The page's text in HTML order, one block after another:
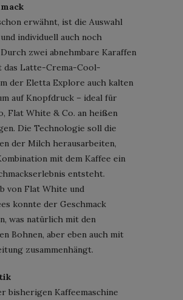
erwähnt, ist die Auswahl
individuell auch noch
Durch zwei abnehmbare Karaffen
das Latte-Crema-Cool-
der Eletta Explore auch kalten
auf Knopfdruck – ideal für
Flat White & Co. an heißen
Die Technologie soll die
der Milch herausarbeiten,
mit dem Kaffee ein
entsteht.
von Flat White und
konnte der Geschmack
was natürlich mit den
Bohnen, aber eben auch mit
zusammenhängt.
bisherigen Kaffeemaschine